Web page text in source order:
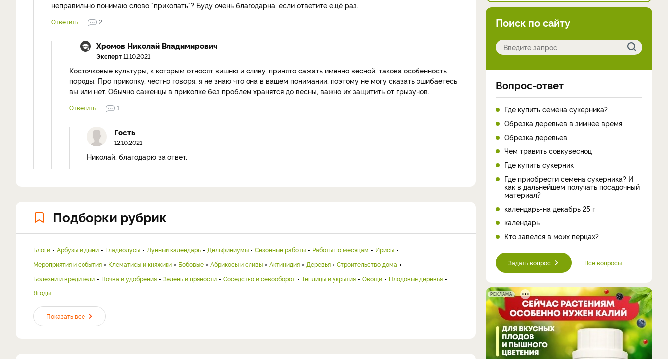
неправильно понимаю слово "прикопать"? Буду очень благодарна, если ответите ещё раз.
Ответить 2
Хромов Николай Владимирович
Эксперт11.10.2021
Косточковые культуры, к которым относят вишню и сливу, принято сажать именно весной, такова особенность
породы. Про прикопку, честно говоря, я не знаю что она в вашем понимании, поэтому не могу сказать ошибаетесь
вы или нет. Обычно саженцы в прикопке без проблем хранятся до весны, важно их защитить от грызунов.
Ответить 1
Гость
12.10.2021
Николай, благодарю за ответ.
Подборки рубрик
Блоги Арбузы и дыни Гладиолусы Лунный календарь Дельфиниумы Сезонные работы Работы по месяцам
Ирисы
Мероприятия и события
Клематисы и княжики Бобовые Абрикосы и сливы Актинидия Деревья
Строительство дома
Болезни и вредители
Почва и удобрения Зелень и пряности Соседство и севооборот Теплицы и укрытия Овощи
Плодовые деревья
Ягоды
Показать все
Поиск по сайту
Вопрос-ответ
Где купить семена сукерника?
Обрезка деревьев в зимнее время
Обрезка деревьев
Чем травить совкувесноц
Где купить сукерник
Где приобрести семена сукерника? И
как в дальнейшем получать посадочный
материал?
календарь-на декабрь 25 г
календарь
Кто завелся в моих перцах?
Задать вопрос Все вопросы
РЕКЛАМА